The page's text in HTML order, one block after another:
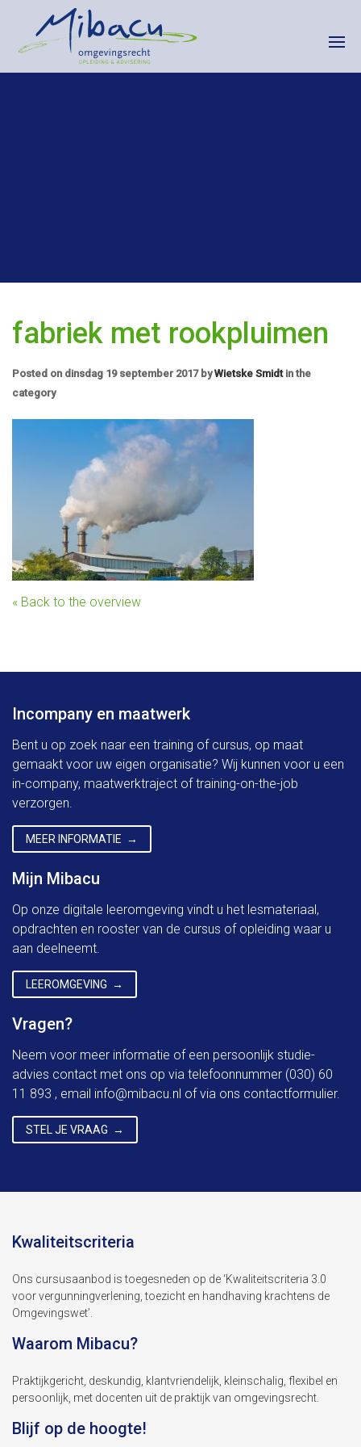
HOME
fabriek met rookpluimen
Posted on dinsdag 19 september 2017byWietske Smidtin the
category
Back to the overview
Incompany en maatwerk
Bent u op zoek naar een training of cursus, op maat
gemaakt voor uw eigen organisatie? Wij kunnen voor u een
in-company, maatwerktraject of training-on-the-job
verzorgen.
MEER INFORMATIE
Mijn Mibacu
Op onze digitale leeromgeving vindt u het lesmateriaal,
opdrachten en rooster van de cursus of opleiding waar u
aan deelneemt.
LEEROMGEVING
Vragen?
Neem voor meer informatie of een persoonlijk studie-
advies contact met ons op via telefoonnummer (030) 60
11 893 , email info@mibacu.nl of via ons contactformulier.
STEL JE VRAAG
Kwaliteitscriteria
Ons cursusaanbod is toegesneden op de ‘Kwaliteitscriteria 3.0
voor vergunningverlening, toezicht en handhaving krachtens de
Omgevingswet’.
Waarom Mibacu?
Praktijkgericht, deskundig, klantvriendelijk, kleinschalig, flexibel en
persoonlijk, met docenten uit de praktijk van omgevingsrecht.
Blijf op de hoogte!